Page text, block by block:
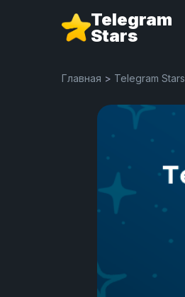
Telegram
Stars
Главная > Telegram Stars